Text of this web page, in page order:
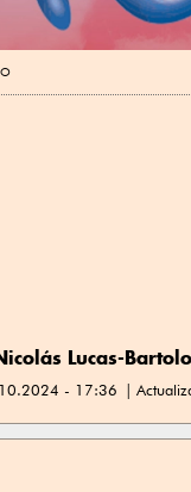
Lucas-Bartolo
- 17:36